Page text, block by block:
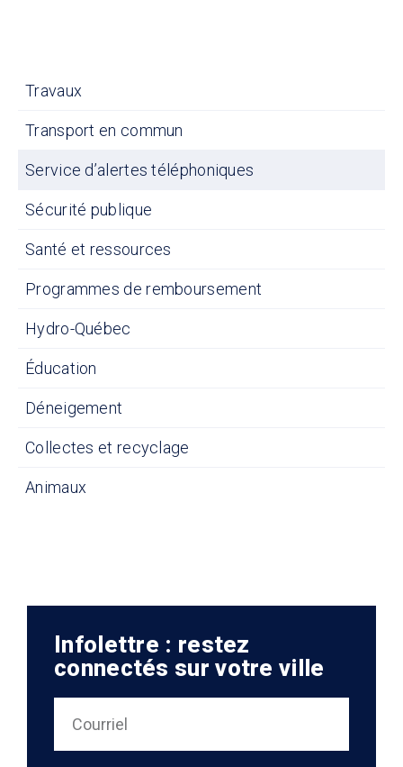
Travaux
Transport en commun
Service d’alertes téléphoniques
Sécurité publique
Santé et ressources
Programmes de remboursement
Hydro-Québec
Éducation
Déneigement
Collectes et recyclage
Animaux
Infolettre : restez
connectés sur votre ville